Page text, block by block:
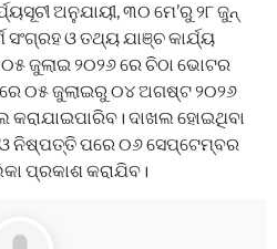
ଅନୁଯାୟୀ, ୩୦ ମେ’ରୁ ୨୮ ଜୁନ୍
ସଂଗ୍ରହ ଓ ତଥ୍ୟ ଯାଞ୍ଚ କାର୍ଯ୍ୟ
୦୫ ଜୁଲାଇ ୨୦୨୬ ରେ ଚିଠା ଭୋଟର
୦୫ ଜୁଲାଇରୁ ୦୪ ଅଗଷ୍ଟ ୨୦୨୬
କରାଯାଇପାରିବ। ଦାଖଲ ହୋଇଥିବା
ନିଷ୍ପତ୍ତି ପରେ ୦୬ ସେପ୍ଟେମ୍ବର
ପ୍ରକାଶ କରାଯିବ।